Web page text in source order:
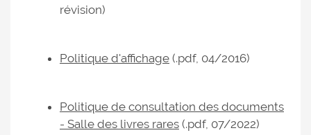
révision)
Politique d'affichage (.pdf, 04/2016)
Politique de consultation des documents
- Salle des livres rares (.pdf, 07/2022)